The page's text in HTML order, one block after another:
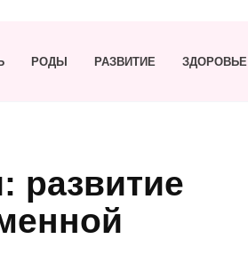
РОДЫ РАЗВИТИЕ ЗДОРОВЬЕ
развитие